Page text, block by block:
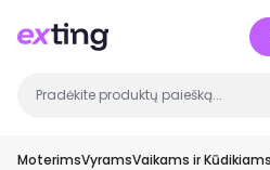
MoterimsVyramsVaikams ir Kūdikiams